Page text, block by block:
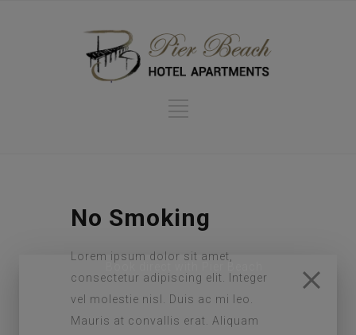
No Smoking
Lorem ipsum dolor sit amet,
consectetur adipiscing elit. Integer
vel molestie nisl. Duis ac mi leo.
Mauris at convallis erat. Aliquam